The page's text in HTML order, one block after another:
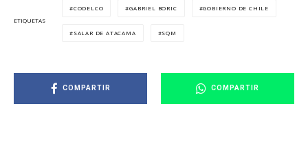
ETIQUETAS
CODELCO GABRIEL BORIC GOBIERNO DE CHILE
SALAR DE ATACAMA SQM
COMPARTIR COMPARTIR